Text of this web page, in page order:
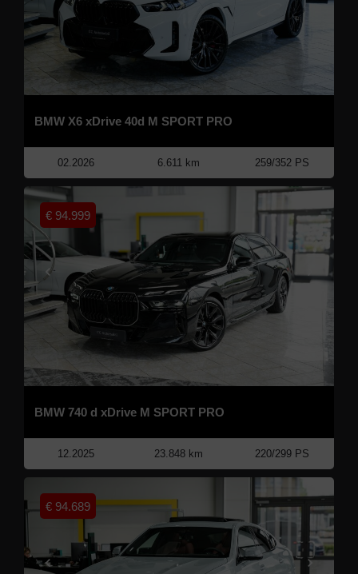
BMW X6 xDrive 40d M SPORT PRO
02.2026 6.611 km 259/352 PS
BMW 740 d xDrive M SPORT PRO
€ 94.999
12.2025 23.848 km 220/299 PS
€ 94.689